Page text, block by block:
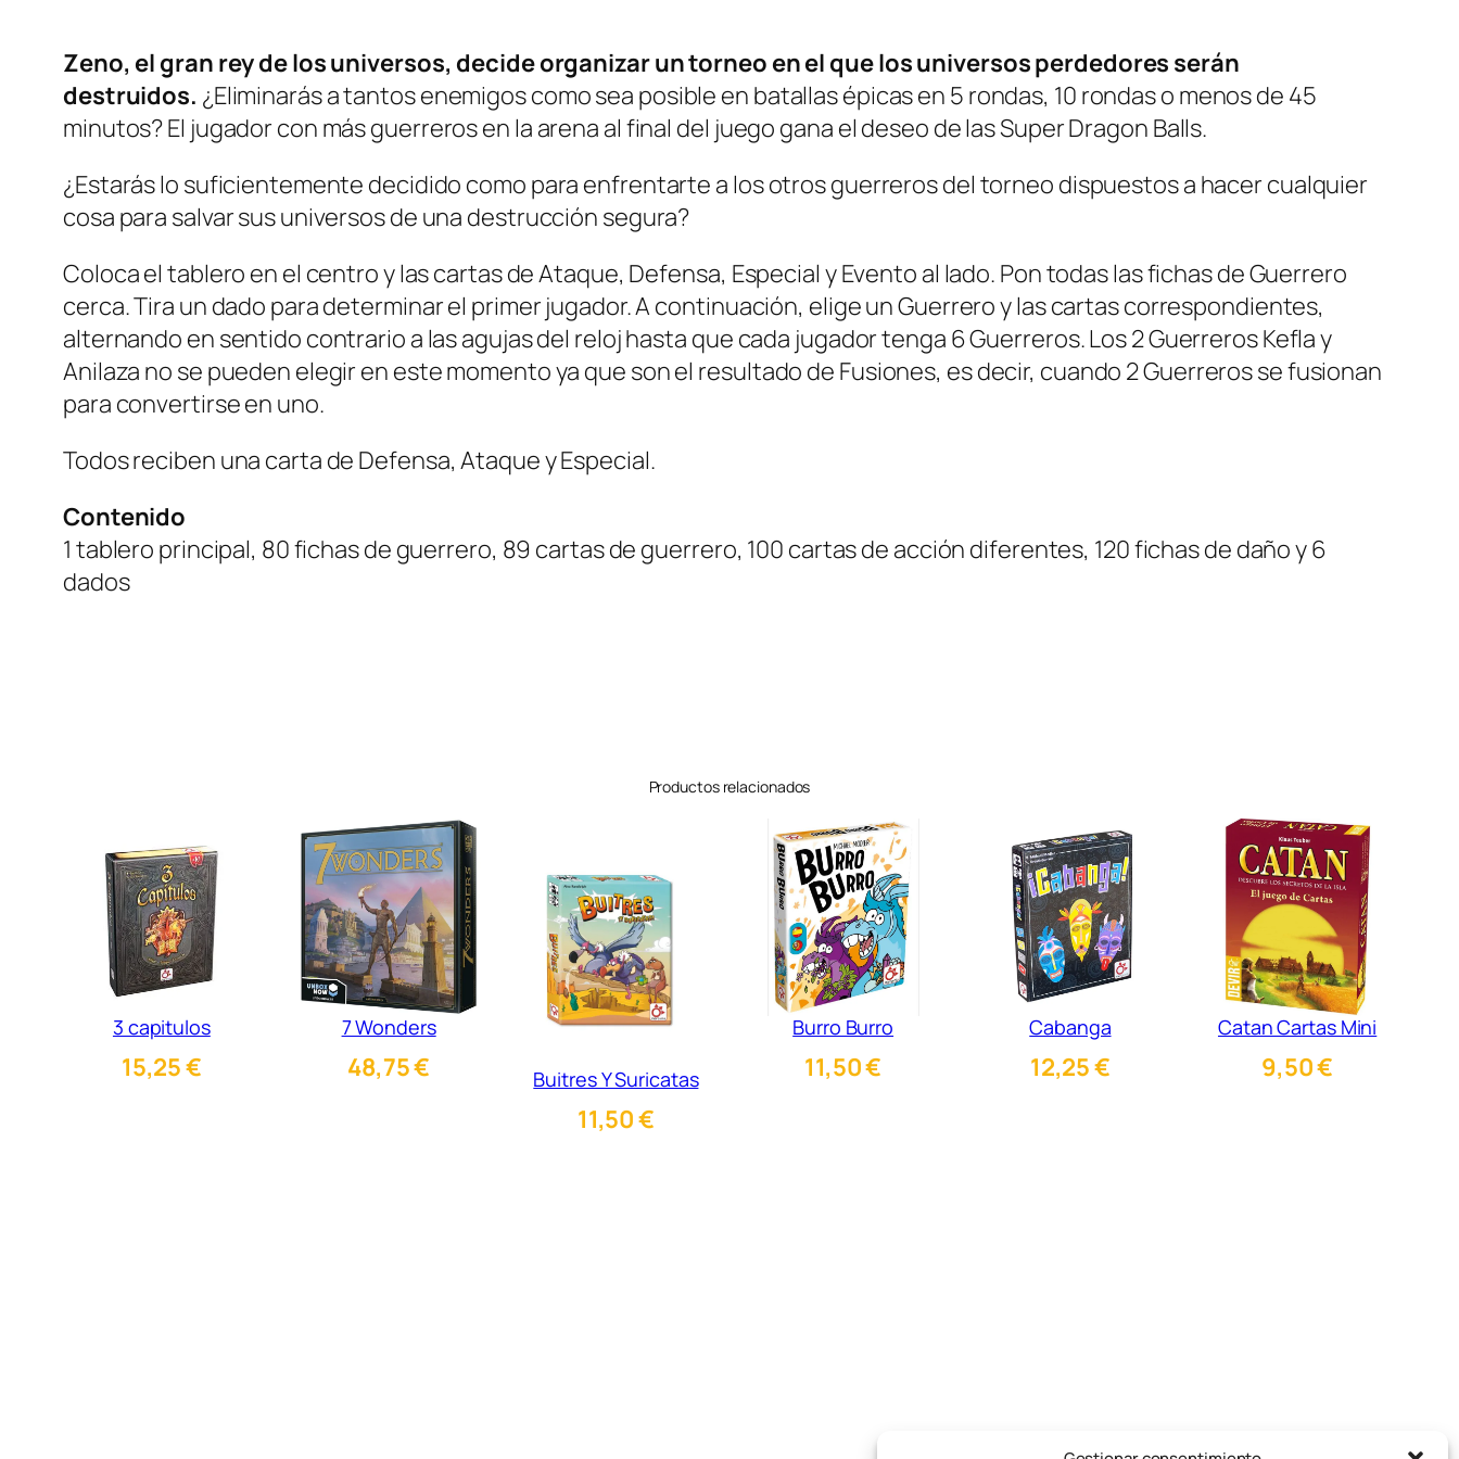
i
a
d
l
U
i
v
e
r
o
c
n
Zeno, el gran rey de los universos, decide organizar un torneo en el que los universos perdedores serán
destruidos. ¿Eliminarás a tantos enemigos como sea posible en batallas épicas en 5 rondas, 10 rondas o menos de 45
minutos? El jugador con más guerreros en la arena al final del juego gana el deseo de las Super Dragon Balls.
¿Estarás lo suficientemente decidido como para enfrentarte a los otros guerreros del torneo dispuestos a hacer cualquier
cosa para salvar sus universos de una destrucción segura?
Coloca el tablero en el centro y las cartas de Ataque, Defensa, Especial y Evento al lado. Pon todas las fichas de Guerrero
cerca. Tira un dado para determinar el primer jugador. A continuación, elige un Guerrero y las cartas correspondientes,
alternando en sentido contrario a las agujas del reloj hasta que cada jugador tenga 6 Guerreros. Los 2 Guerreros Kefla y
Anilaza no se pueden elegir en este momento ya que son el resultado de Fusiones, es decir, cuando 2 Guerreros se fusionan
para convertirse en uno.
Todos reciben una carta de Defensa, Ataque y Especial.
Contenido
1 tablero principal, 80 fichas de guerrero, 89 cartas de guerrero, 100 cartas de acción diferentes, 120 fichas de daño y 6
dados
Productos relacionados
3 capitulos
15,25€
7 Wonders
48,75€ Buitres Y Suricatas
11,50€
Burro Burro
11,50€
Cabanga
12,25€
Catan Cartas Mini
9,50€